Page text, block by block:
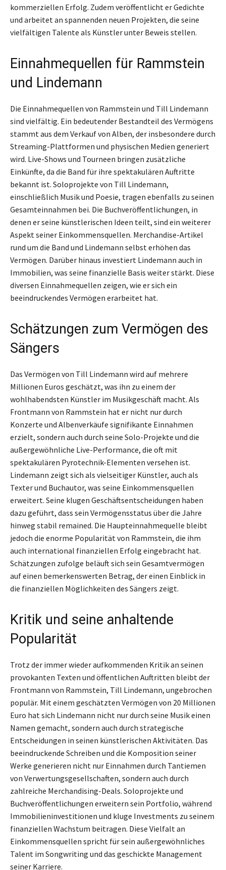
kommerziellen Erfolg. Zudem veröffentlicht er Gedichte
und arbeitet an spannenden neuen Projekten, die seine
vielfältigen Talente als Künstler unter Beweis stellen.
Einnahmequellen für Rammstein
und Lindemann
Die Einnahmequellen von Rammstein und Till Lindemann
sind vielfältig. Ein bedeutender Bestandteil des Vermögens
stammt aus dem Verkauf von Alben, der insbesondere durch
Streaming-Plattformen und physischen Medien generiert
wird. Live-Shows und Tourneen bringen zusätzliche
Einkünfte, da die Band für ihre spektakulären Auftritte
bekannt ist. Soloprojekte von Till Lindemann,
einschließlich Musik und Poesie, tragen ebenfalls zu seinen
Gesamteinnahmen bei. Die Buchveröffentlichungen, in
denen er seine künstlerischen Ideen teilt, sind ein weiterer
Aspekt seiner Einkommensquellen. Merchandise-Artikel
rund um die Band und Lindemann selbst erhöhen das
Vermögen. Darüber hinaus investiert Lindemann auch in
Immobilien, was seine finanzielle Basis weiter stärkt. Diese
diversen Einnahmequellen zeigen, wie er sich ein
beeindruckendes Vermögen erarbeitet hat.
Schätzungen zum Vermögen des
Sängers
Das Vermögen von Till Lindemann wird auf mehrere
Millionen Euros geschätzt, was ihn zu einem der
wohlhabendsten Künstler im Musikgeschäft macht. Als
Frontmann von Rammstein hat er nicht nur durch
Konzerte und Albenverkäufe signifikante Einnahmen
erzielt, sondern auch durch seine Solo-Projekte und die
außergewöhnliche Live-Performance, die oft mit
spektakulären Pyrotechnik-Elementen versehen ist.
Lindemann zeigt sich als vielseitiger Künstler, auch als
Texter und Buchautor, was seine Einkommensquellen
erweitert. Seine klugen Geschäftsentscheidungen haben
dazu geführt, dass sein Vermögensstatus über die Jahre
hinweg stabil remained. Die Haupteinnahmequelle bleibt
jedoch die enorme Popularität von Rammstein, die ihm
auch international finanziellen Erfolg eingebracht hat.
Schätzungen zufolge beläuft sich sein Gesamtvermögen
auf einen bemerkenswerten Betrag, der einen Einblick in
die finanziellen Möglichkeiten des Sängers zeigt.
Kritik und seine anhaltende
Popularität
Trotz der immer wieder aufkommenden Kritik an seinen
provokanten Texten und öffentlichen Auftritten bleibt der
Frontmann von Rammstein, Till Lindemann, ungebrochen
populär. Mit einem geschätzten Vermögen von 20 Millionen
Euro hat sich Lindemann nicht nur durch seine Musik einen
Namen gemacht, sondern auch durch strategische
Entscheidungen in seinen künstlerischen Aktivitäten. Das
beeindruckende Schreiben und die Komposition seiner
Werke generieren nicht nur Einnahmen durch Tantiemen
von Verwertungsgesellschaften, sondern auch durch
zahlreiche Merchandising-Deals. Soloprojekte und
Buchveröffentlichungen erweitern sein Portfolio, während
Immobilieninvestitionen und kluge Investments zu seinem
finanziellen Wachstum beitragen. Diese Vielfalt an
Einkommensquellen spricht für sein außergewöhnliches
Talent im Songwriting und das geschickte Management
seiner Karriere.